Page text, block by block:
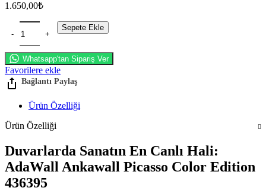
1.650,00₺
Sepete Ekle
Whatsapp'tan Sipariş Ver
Favorilere ekle
Ürün Özelliği
Ürün Özelliği
Duvarlarda Sanatın En Canlı Hali:
AdaWall Ankawall Picasso Color Edition
436395